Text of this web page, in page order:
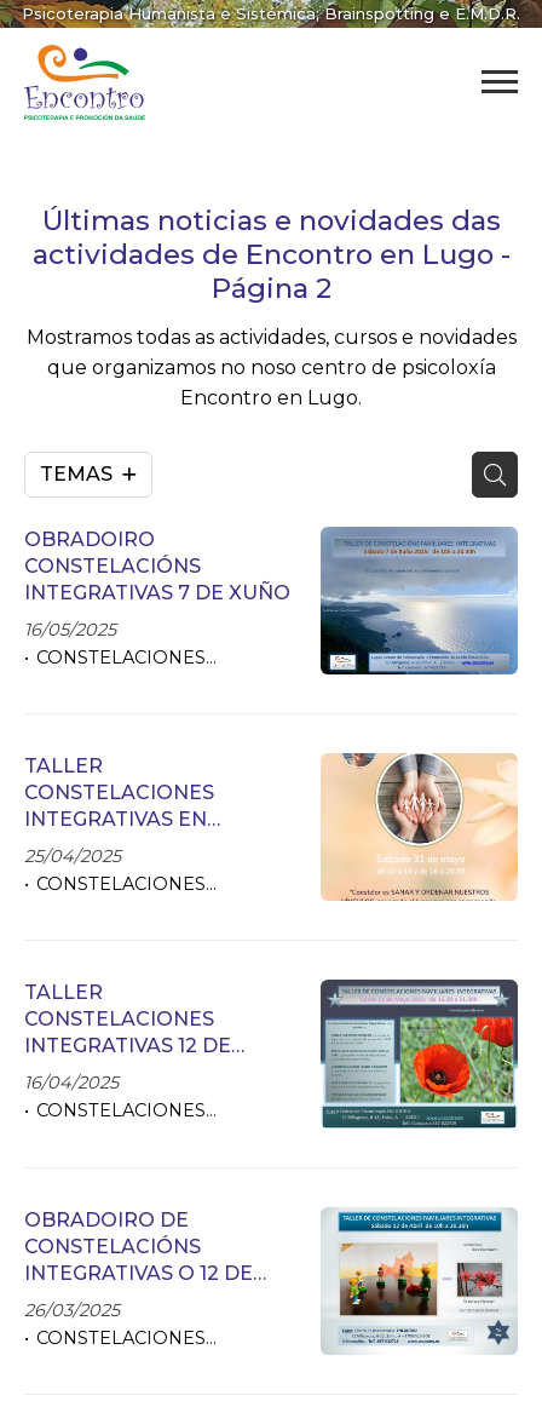
Psicoterapia Humanista e Sistémica; Brainspotting e E.M.D.R.
Últimas noticias e novidades das
actividades de Encontro en Lugo -
Página 2
Mostramos todas as actividades, cursos e novidades
que organizamos no noso centro de psicoloxía
Encontro en Lugo.
TEMAS
OBRADOIRO
CONSTELACIÓNS
INTEGRATIVAS 7 DE XUÑO
16/05/2025
CONSTELACIONES
TALLER
CONSTELACIONES
INTEGRATIVAS EN
ORENSE - EL 31 DE MAYO
25/04/2025
CONSTELACIONES
TALLER
CONSTELACIONES
INTEGRATIVAS 12 DE
MAYO
16/04/2025
CONSTELACIONES
OBRADOIRO DE
CONSTELACIÓNS
INTEGRATIVAS O 12 DE
ABRIL
26/03/2025
CONSTELACIONES